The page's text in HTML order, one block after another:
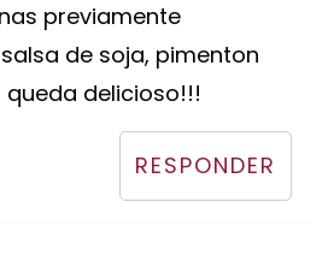
previamente
de soja, pimenton
delicioso!!!
RESPONDER